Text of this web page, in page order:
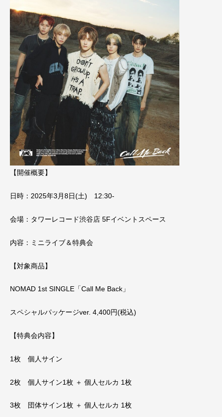
【開催概要】
日時：2025年3月8日(土) 12:30-
会場：タワーレコード渋谷店 5Fイベントスペース
内容：ミニライブ＆特典会
【対象商品】
NOMAD 1st SINGLE「Call Me Back」
スペシャルパッケージver. 4,400円(税込)
【特典会内容】
1枚 個人サイン
2枚 個人サイン1枚 ＋ 個人セルカ 1枚
3枚 団体サイン1枚 ＋ 個人セルカ 1枚